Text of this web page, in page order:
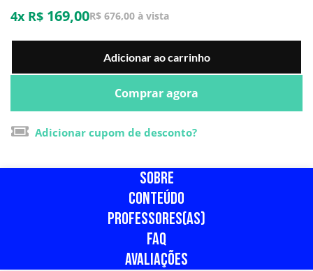
4x R$ 169,00R$ 676,00 à vista
Adicionar ao carrinho
Comprar agora
Adicionar cupom de desconto?
SOBRE
CONTEÚDO
PROFESSORES(AS)
FAQ
AVALIAÇÕES